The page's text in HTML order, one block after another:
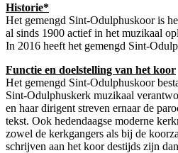
Historie*
Het gemengd Sint-Odulphuskoor is
al sinds 1900 actief in het muzikaal
In 2016 heeft het gemengd Sint-
Functie en doelstelling van het koor
Het gemengd Sint-Odulphuskoor
Sint-Odulphuskerk muzikaal
en haar dirigent streven ernaar de
tekst. Ook hedendaagse moderne
zowel de kerkgangers als bij de
schrijven aan het koor destijds zijn